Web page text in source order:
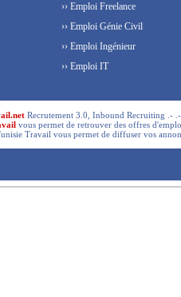
›› Emploi Freelance
›› Emploi Génie Civil
›› Emploi Ingénieur
›› Emploi IT
Recrutement 3.0, Inbound Recruiting .-
vous permet de retrouver des offres
Travail vous permet de diffuser vos